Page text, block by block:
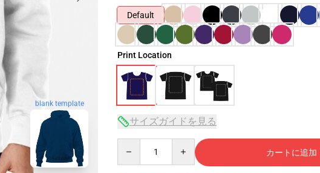
blank template
Default
Print Location
サイズガイドを見る
カートに追加